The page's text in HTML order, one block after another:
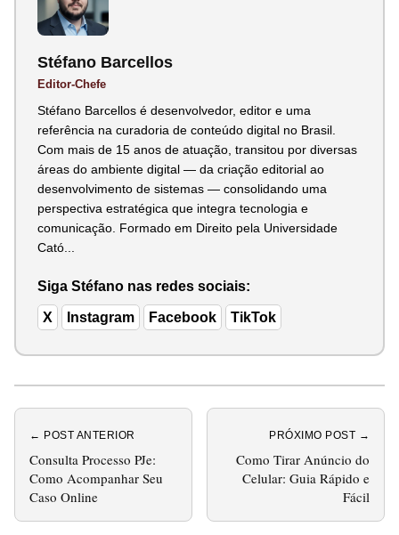
Stéfano Barcellos
Editor-Chefe
Stéfano Barcellos é desenvolvedor, editor e uma
referência na curadoria de conteúdo digital no Brasil.
Com mais de 15 anos de atuação, transitou por diversas
áreas do ambiente digital — da criação editorial ao
desenvolvimento de sistemas — consolidando uma
perspectiva estratégica que integra tecnologia e
comunicação. Formado em Direito pela Universidade
Cató...
Siga Stéfano nas redes sociais:
X Instagram Facebook TikTok
← POST ANTERIOR
Consulta Processo PJe:
Como Acompanhar Seu
Caso Online
PRÓXIMO POST →
Como Tirar Anúncio do
Celular: Guia Rápido e
Fácil